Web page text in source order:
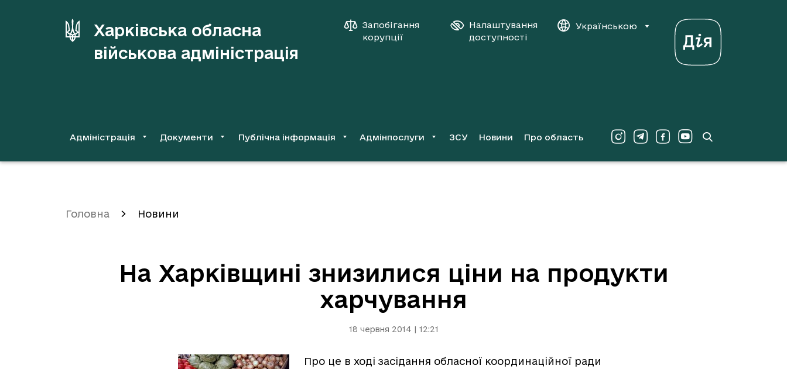
Харківська обласна
військова адміністрація
Запобігання
корупції
Налаштування
доступності
Українською
Адміністрація Документи Публічна інформація Адмінпослуги ЗСУ Новини Про область
Головна Новини
На Харківщині знизилися ціни на продукти
харчування
18 червня 2014 | 12:21
Про це в ході засідання обласної координаційної ради